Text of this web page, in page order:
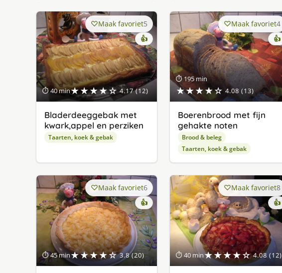
⏱ 40 min★★★★☆ 4.17 (12)
Maak favoriet5
👍
Bladerdeeggebak met
kwark,appel en perziken
Taarten, koek & gebak
⏱ 195 min
★★★★☆ 4.08 (13)
Maak favoriet4
👍
Boerenbrood met fijn
gehakte noten
Brood & beleg
Taarten, koek & gebak
⏱ 45 min★★★★☆ 3.8 (20)
Maak favoriet6
👍
⏱ 40 min★★★★☆ 4.08 (12)
Maak favoriet8
👍